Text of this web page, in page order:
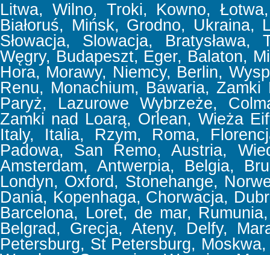
Litwa, Wilno, Troki, Kowno,
Białoruś, Mińsk, Grodno, Ukraina,
Słowacja, Slowacja, Bratysława,
Węgry, Budapeszt, Eger, Balaton,
Hora, Morawy, Niemcy, Berlin,
Renu, Monachium, Bawaria,
Paryż, Lazurowe Wybrzeże,
Zamki nad Loarą, Orlean, Wieża
Italy, Italia, Rzym, Roma,
Padowa, San Remo, Austria,
Amsterdam, Antwerpia, Belgia,
Londyn, Oxford, Stonehange,
Dania, Kopenhaga, Chorwacja,
Barcelona, Loret, de mar,
Belgrad, Grecja, Ateny, Delfy,
Petersburg, St Petersburg,